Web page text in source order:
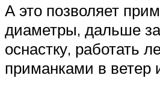
А это позволяет
диаметры, дальше
оснастку, работать
приманками в ветер